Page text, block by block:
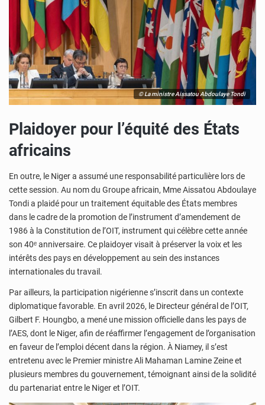
© La ministre Aissatou Abdoulaye Tondi
Plaidoyer pour l’équité des États
africains
En outre, le Niger a assumé une responsabilité particulière lors de
cette session. Au nom du Groupe africain, Mme Aissatou Abdoulaye
Tondi a plaidé pour un traitement équitable des États membres
dans le cadre de la promotion de l’instrument d’amendement de
1986 à la Constitution de l’OIT, instrument qui célèbre cette année
son 40ᵉ anniversaire. Ce plaidoyer visait à préserver la voix et les
intérêts des pays en développement au sein des instances
internationales du travail.
Par ailleurs, la participation nigérienne s’inscrit dans un contexte
diplomatique favorable. En avril 2026, le Directeur général de l’OIT,
Gilbert F. Houngbo, a mené une mission officielle dans les pays de
l’AES, dont le Niger, afin de réaffirmer l’engagement de l’organisation
en faveur de l’emploi décent dans la région. À Niamey, il s’est
entretenu avec le Premier ministre Ali Mahaman Lamine Zeine et
plusieurs membres du gouvernement, témoignant ainsi de la solidité
du partenariat entre le Niger et l’OIT.